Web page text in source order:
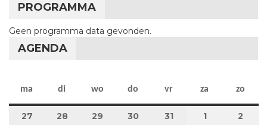
PROGRAMMA
Geen programma data gevonden.
AGENDA
ma maandag
di dinsdag
wo woensdag
do donderdag
vr vrijdag
za zaterdag
zo
27 27 juli 2026
28 28 juli 2026
29 29 juli 2026
30 30 juli 2026
31 31 juli 2026
11 augustus
2